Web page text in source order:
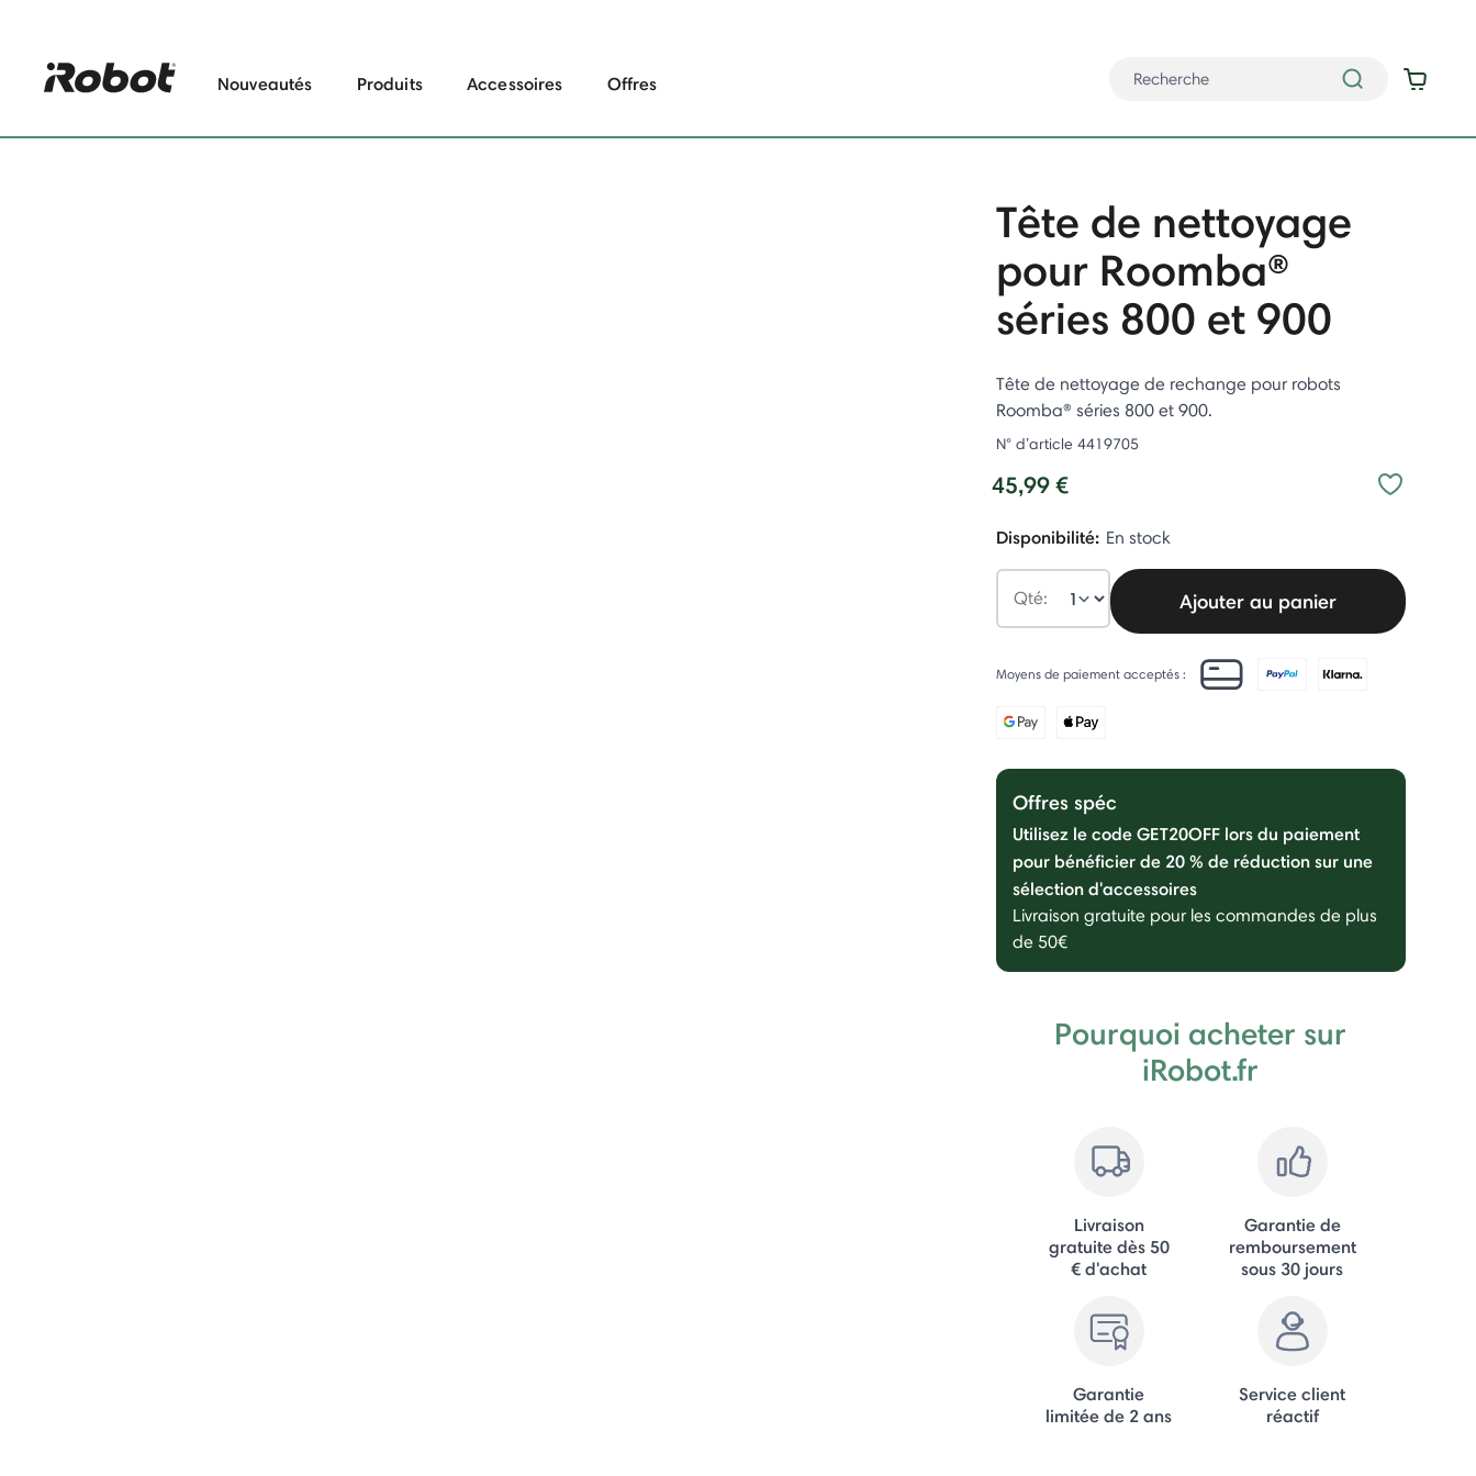
Nouveautés Produits Accessoires Offres
Tête de nettoyage
pour Roomba®
séries 800 et 900
Tête de nettoyage de rechange pour robots
Roomba® séries 800 et 900.
N° d’article 4419705
45,99 €
Disponibilité: En stock
Qté: Ajouter au panier
Moyens de paiement acceptés :
Offres spéc
Utilisez le code GET20OFF lors du paiement
pour bénéficier de 20 % de réduction sur une
sélection d'accessoires
Livraison gratuite pour les commandes de plus
de 50€
Pourquoi acheter sur
iRobot.fr
Livraison
gratuite dès 50
€ d'achat
Garantie de
remboursement
sous 30 jours
Garantie
limitée de 2 ans
Service client
réactif